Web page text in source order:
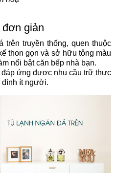
giản
trên truyền thống, quen thuộc
thon gọn và sở hữu tông màu
nổi bật căn bếp nhà bạn.
ứng được nhu cầu trữ thực
đình ít người.